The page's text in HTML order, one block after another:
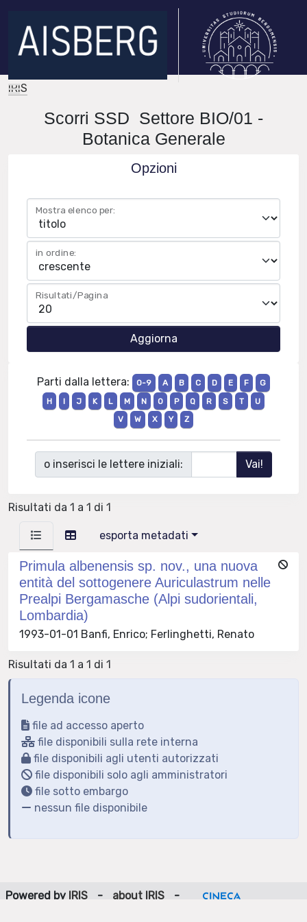
IRIS
Scorri SSD Settore BIO/01 -
Botanica Generale
Opzioni
Mostra elenco per:
in ordine:
Risultati/Pagina
Parti dalla lettera: 0-9 A B C D E F
G
H
I J K L M N O P Q R S T
U
V
W X Y Z
o inserisci le lettere iniziali:
Risultati da 1 a 1 di 1
esporta metadati
Primula albenensis sp. nov., una nuova
entità del sottogenere Auriculastrum nelle
Prealpi Bergamasche (Alpi sudorientali,
Lombardia)
1993-01-01 Banfi, Enrico; Ferlinghetti, Renato
Risultati da 1 a 1 di 1
Legenda icone
file ad accesso aperto
file disponibili sulla rete interna
file disponibili agli utenti autorizzati
file disponibili solo agli amministratori
file sotto embargo
nessun file disponibile
Powered by IRIS - about IRIS
-